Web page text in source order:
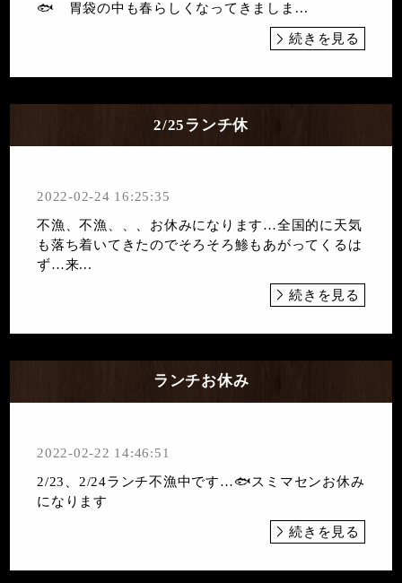
🐟 胃袋の中も春らしくなってきましま...
続きを見る
2/25ランチ休
2022-02-24 16:25:35
不漁、不漁、、、お休みになります…全国的に天気
も落ち着いてきたのでそろそろ鯵もあがってくるは
ず…来...
続きを見る
ランチお休み
2022-02-22 14:46:51
2/23、2/24ランチ不漁中です…🐟スミマセンお休み
になります
続きを見る